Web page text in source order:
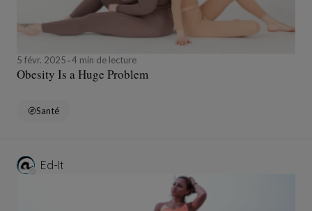
5 févr. 2025 4 min de lecture
Obesity Is a Huge Problem
Santé
Ed-It